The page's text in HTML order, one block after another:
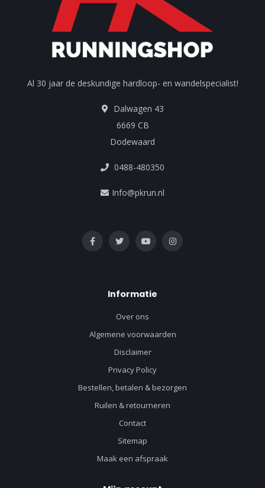
Al 30 jaar de deskundige hardloop- en wandelspecialist!
Dalwagen 43
6669 CB
Dodewaard
0488-480350
Info@pkrun.nl
Informatie
Over ons
Algemene voorwaarden
Disclaimer
Privacy Policy
Bestellen, betalen & bezorgen
Ruilen & retourneren
Contact
Sitemap
Maak een afspraak